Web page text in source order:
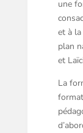
une
et à
plan
et
La